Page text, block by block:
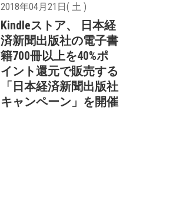
2018年04月21日( 土 )
Kindleストア、 日本経
済新聞出版社の電子書
籍700冊以上を40%ポ
イント還元で販売する
「日本経済新聞出版社
キャンペーン」を開催